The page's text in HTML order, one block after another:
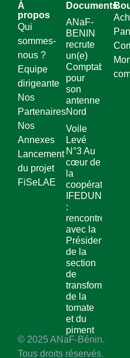
À
propos
Qui
sommes-
nous ?
Equipe
dirigeante
Nos
Partenaires
Nos
Annexes
Lancement
du projet
FiSeLAE
Documents
ANaF-
BENIN
recrute
un(e)
Comptable
pour
son
antenne
Nord
Voile
Levé
N°3 Au
cœur de
la
coopérative
IFEDUN
:
rencontre
avec la
Présidente
de la
section
de
transformation
de la
tomate
et du
piment
© 2025 ANaF-Bénin.
Tous droits réservés.